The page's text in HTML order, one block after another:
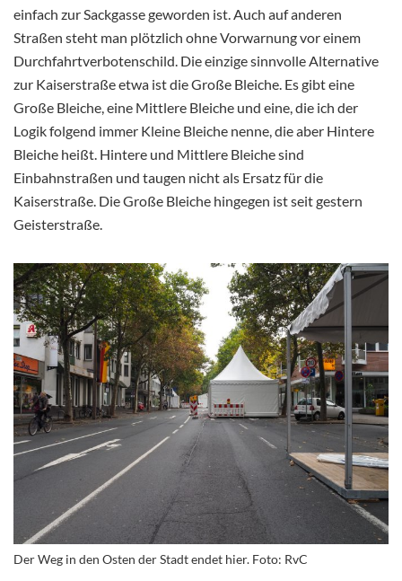
einfach zur Sackgasse geworden ist. Auch auf anderen
Straßen steht man plötzlich ohne Vorwarnung vor einem
Durchfahrtverbotenschild. Die einzige sinnvolle Alternative
zur Kaiserstraße etwa ist die Große Bleiche. Es gibt eine
Große Bleiche, eine Mittlere Bleiche und eine, die ich der
Logik folgend immer Kleine Bleiche nenne, die aber Hintere
Bleiche heißt. Hintere und Mittlere Bleiche sind
Einbahnstraßen und taugen nicht als Ersatz für die
Kaiserstraße. Die Große Bleiche hingegen ist seit gestern
Geisterstraße.
Der Weg in den Osten der Stadt endet hier. Foto: RvC